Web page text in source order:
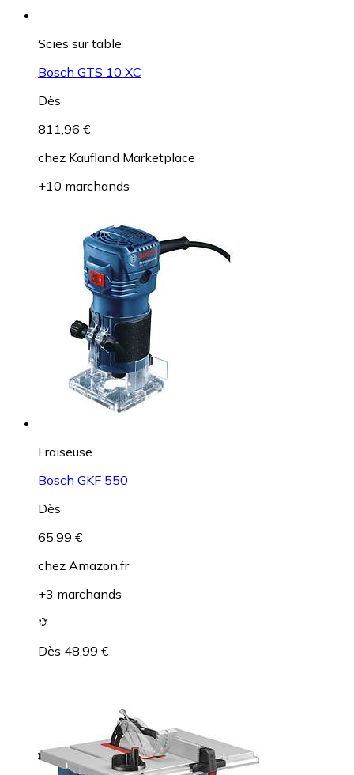
Scies sur table
Bosch GTS 10 XC
Dès
811,96 €
chez Kaufland Marketplace
+10 marchands
Fraiseuse
Bosch GKF 550
Dès
65,99 €
chez Amazon.fr
+3 marchands
Dès 48,99 €